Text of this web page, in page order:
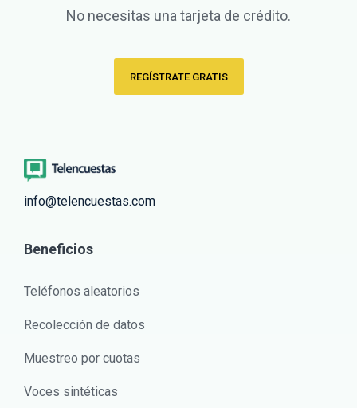
No necesitas una tarjeta de crédito.
REGÍSTRATE GRATIS
info@telencuestas.com
Beneficios
Teléfonos aleatorios
Recolección de datos
Muestreo por cuotas
Voces sintéticas